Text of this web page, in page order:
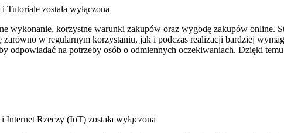
Tutoriale została wyłączona
wykonanie, korzystne warunki zakupów oraz wygodę zakupów online.
w regularnym korzystaniu, jak i podczas realizacji bardziej
odpowiadać na potrzeby osób o odmiennych oczekiwaniach. Dzięki
i Internet Rzeczy (IoT) została wyłączona